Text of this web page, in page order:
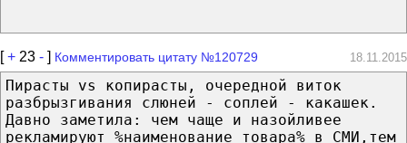
[+ 23 - ] Комментировать цитату №120729 18.11.2015
Пирасты vs копирасты, очередной виток
разбрызгивания слюней - соплей - какашек.
Давно заметила: чем чаще и назойливее
рекламируют %наименование товара% в СМИ,тем